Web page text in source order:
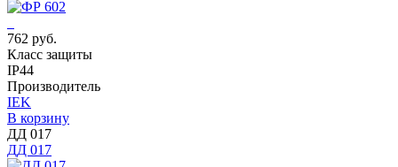
762 руб.
Класс защиты
IP44
Производитель
IEK
В корзину
ДД 017
ДД 017